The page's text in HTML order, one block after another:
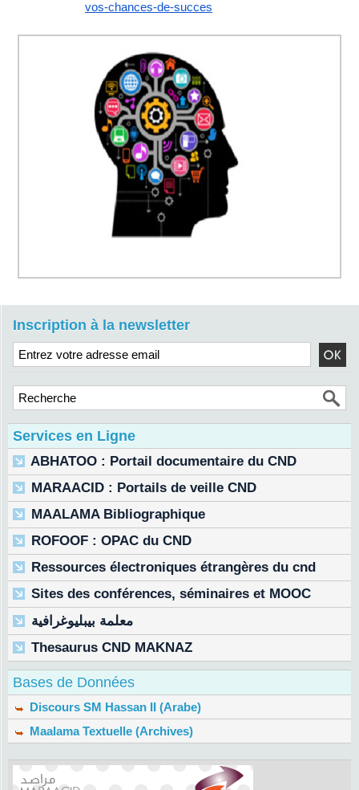
vos-chances-de-succes
Inscription à la newsletter
Services en Ligne
ABHATOO : Portail documentaire du CND
MARAACID : Portails de veille CND
MAALAMA Bibliographique
ROFOOF : OPAC du CND
Ressources électroniques étrangères du cnd
Sites des conférences, séminaires et MOOC
معلمة بيبليوغرافية
Thesaurus CND MAKNAZ
Bases de Données
Discours SM Hassan II (Arabe)
Maalama Textuelle (Archives)